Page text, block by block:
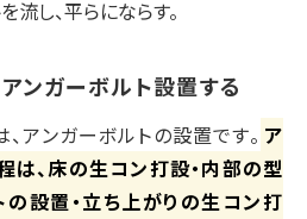
流し、平らにならす。
ンガーボルト設置する
アンガーボルトの設置です。 ア
は、床の生コン打設・内部の型
の設置・立ち上がりの生コン打